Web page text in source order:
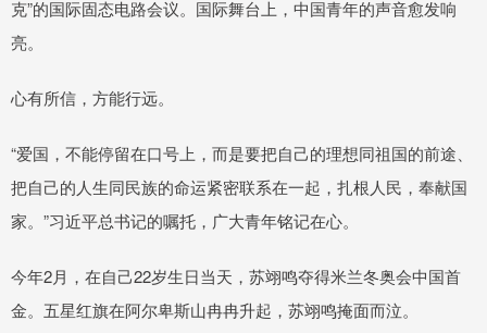
克”的国际固态电路会议。国际舞台上，中国青年的声音愈发响
亮。
心有所信，方能行远。
“爱国，不能停留在口号上，而是要把自己的理想同祖国的前途、
把自己的人生同民族的命运紧密联系在一起，扎根人民，奉献国
家。”习近平总书记的嘱托，广大青年铭记在心。
今年2月，在自己22岁生日当天，苏翊鸣夺得米兰冬奥会中国首
金。五星红旗在阿尔卑斯山冉冉升起，苏翊鸣掩面而泣。